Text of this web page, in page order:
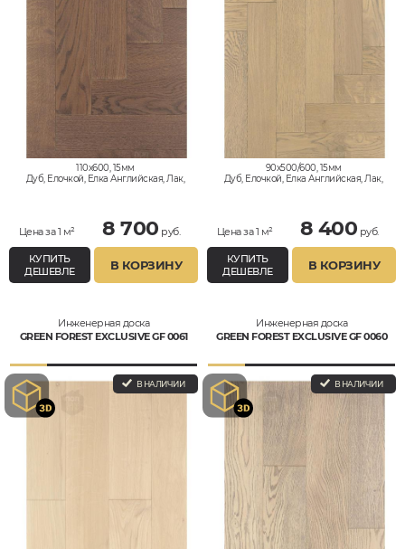
110x600, 15мм
Дуб, Елочкой, Елка Английская, Лак,
Цена за 1 м² 8 700 руб.
КУПИТЬ
ДЕШЕВЛЕ
В КОРЗИНУ
90x500/600, 15мм
Дуб, Елочкой, Елка Английская, Лак,
Цена за 1 м² 8 400 руб.
КУПИТЬ
ДЕШЕВЛЕ
В КОРЗИНУ
Инженерная доска
GREEN FOREST EXCLUSIVE GF 0061
В НАЛИЧИИ
Инженерная доска
GREEN FOREST EXCLUSIVE GF 0060
В НАЛИЧИИ